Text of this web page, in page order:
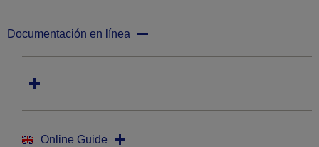
Documentación en línea
Online Guide